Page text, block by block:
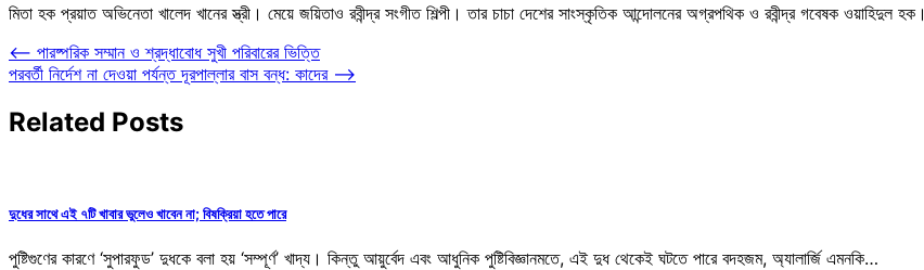
মিতা হক প্রয়াত অভিনেতা খালেদ খানের স্ত্রী। মেয়ে জয়িতাও রবীন্দ্র সংগীত শিল্পী। তার চাচা দেশের সাংস্কৃতিক আন্দোলনের অগ্রপথিক ও রবীন্দ্র গবেষক ওয়াহিদুল হক।
Post
navigation
⟵ পারষ্পরিক সম্মান ও শ্রদ্ধাবোধ সুখী পরিবারের ভিত্তি
পরবর্তী নির্দেশ না দেওয়া পর্যন্ত দূরপাল্লার বাস বন্ধ: কাদের ⟶
Related Posts
দুধের সাথে এই ৭টি খাবার ভুলেও খাবেন না; বিষক্রিয়া হতে পারে
পুষ্টিগুণের কারণে ‘সুপারফুড’ দুধকে বলা হয় ‘সম্পূর্ণ’ খাদ্য। কিন্তু আয়ুর্বেদ এবং আধুনিক পুষ্টিবিজ্ঞানমতে, এই দুধ থেকেই ঘটতে পারে বদহজম, অ্যালার্জি এমনকি…